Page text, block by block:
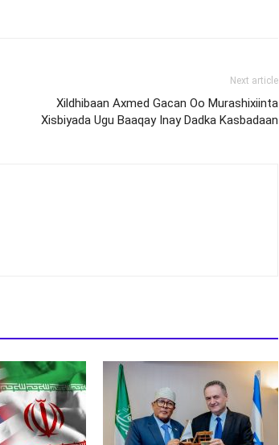
Next article
Xildhibaan Axmed Gacan Oo Murashixiinta
Xisbiyada Ugu Baaqay Inay Dadka Kasbadaan